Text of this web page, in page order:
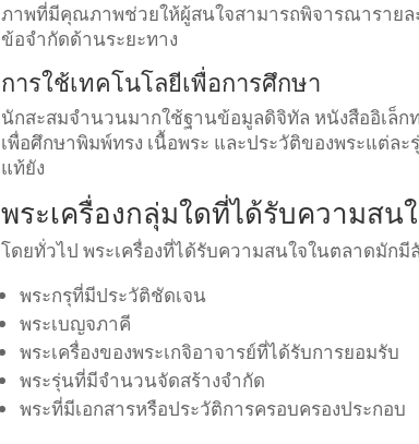
ภาพที่มีคุณภาพช่วยให้ผู้สนใจสามารถพิจารณารายล
ข้อจำกัดด้านระยะทาง
การใช้เทคโนโลยีเพื่อการศึกษา
นักสะสมจำนวนมากใช้ฐานข้อมูลดิจิทัล หนังสืออิเล็ก
เพื่อศึกษาพิมพ์ทรง เนื้อพระ และประวัติของพระแต่ล
แท้ยัง
พระเครื่องกลุ่มใดที่ได้รับความสน
โดยทั่วไป พระเครื่องที่ได้รับความสนใจในตลาดมัก
พระกรุที่มีประวัติชัดเจน
พระเบญจภาคี
พระเครื่องของพระเกจิอาจารย์ที่ได้รับการยอมรับ
พระรุ่นที่มีจำนวนจัดสร้างจำกัด
พระที่มีเอกสารหรือประวัติการครอบครองประกอบ